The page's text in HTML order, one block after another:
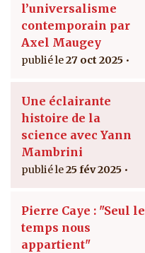
l’universalisme
contemporain par
Axel Maugey
27 oct 2025
Une éclairante
histoire de la
science avec Yann
Mambrini
25 fév 2025
Pierre Caye : "Seul le
temps nous
appartient"